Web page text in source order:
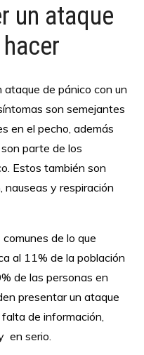
un ataque
de pánico con un
son semejantes
en el pecho, además
parte de los
Estos también son
nauseas y respiración
de lo que
al 11% de la población
de las personas en
presentar un ataque
de información,
en serio.